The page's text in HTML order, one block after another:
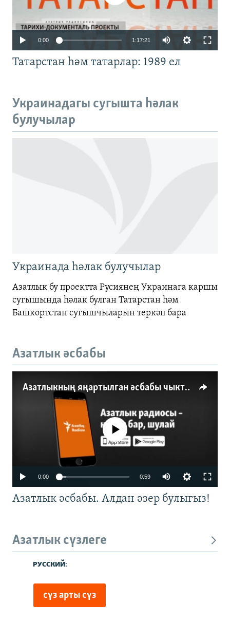
0:00 1:17:21
Татарстан һәм татарлар: 1989 ел
Украинадагы сугышта һәлак
булучылар
Украинада һәлак булучылар
Азатлык бу проектта Русиянең Украинага каршы
сугышында һәлак булган Татарстан һәм
Башкортстан сугышчыларын теркәп бара
Азатлык әсбабы
Азатлыкның яңартылган әсбабы чыкты
No media source currently available
0:00 0:59
Азатлык әсбабы. Алдан әзер булыгыз!
Азатлык сүзлеге